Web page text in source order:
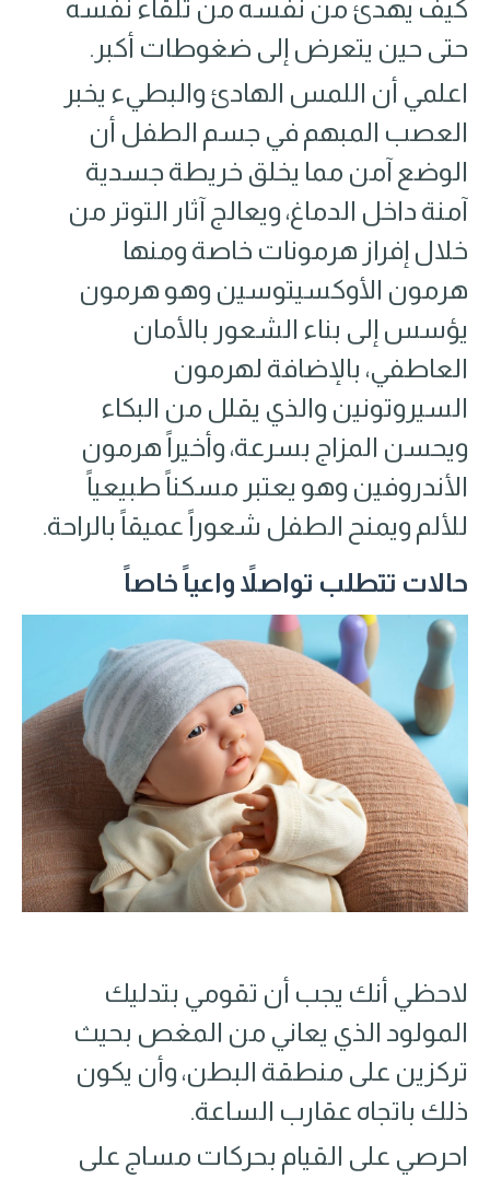
كيف يهدئ من نفسه من تلقاء نفسه
حتى حين يتعرض إلى ضغوطات أكبر.
اعلمي أن اللمس الهادئ والبطيء يخبر
العصب المبهم في جسم الطفل أن
الوضع آمن مما يخلق خريطة جسدية
آمنة داخل الدماغ، ويعالج آثار التوتر من
خلال إفراز هرمونات خاصة ومنها
هرمون الأوكسيتوسين وهو هرمون
يؤسس إلى بناء الشعور بالأمان
العاطفي، بالإضافة لهرمون
السيروتونين والذي يقلل من البكاء
ويحسن المزاج بسرعة، وأخيراً هرمون
الأندروفين وهو يعتبر مسكناً طبيعياً
للألم ويمنح الطفل شعوراً عميقاً بالراحة.
حالات تتطلب تواصلاً واعياً خاصاً
لاحظي أنك يجب أن تقومي بتدليك
المولود الذي يعاني من المغص بحيث
تركزين على منطقة البطن، وأن يكون
ذلك باتجاه عقارب الساعة.
احرصي على القيام بحركات مساج على